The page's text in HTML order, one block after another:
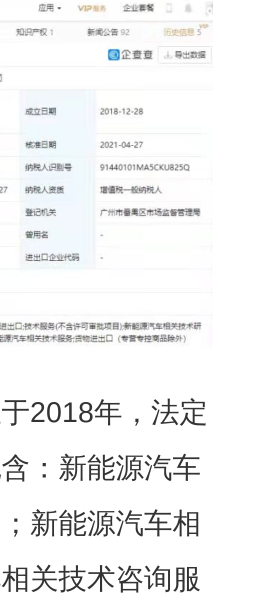
2018年，法定
：新能源汽车
新能源汽车相
关技术咨询服